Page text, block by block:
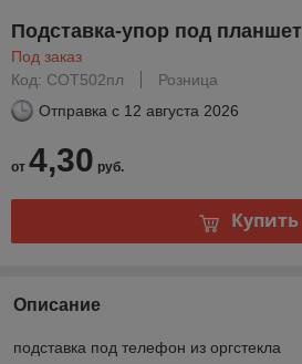
Подставка-упор под планшет
Под заказ
Код: СОТ502пл
Розница
Отправка с 12 августа 2026
от 4,30 руб.
Купить
Описание
подставка под телефон из оргстекла